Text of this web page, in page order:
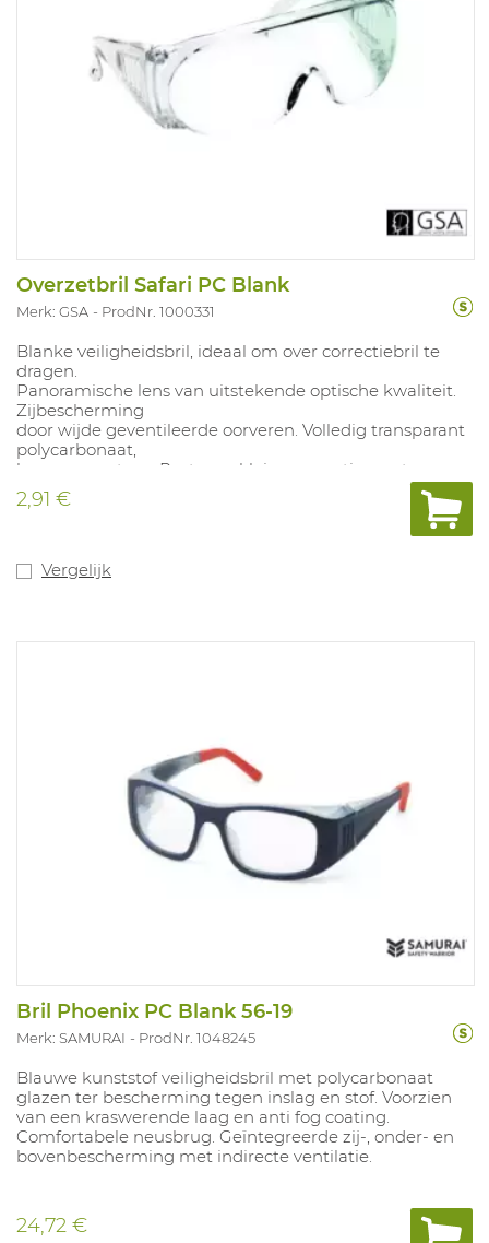
Overzetbril Safari PC Blank
Merk: GSA ProdNr. 1000331
Blanke veiligheidsbril, ideaal om over correctiebril te
dragen.
Panoramische lens van uitstekende optische kwaliteit.
Zijbescherming
door wijde geventileerde oorveren. Volledig transparant
polycarbonaat,
lens en montuur. Past over kleine correctiemonturen.
bezoekersbril. Conform EN 166/EN170
2,91 €
Vergelijk
Bril Phoenix PC Blank 56-19
Merk: SAMURAI ProdNr. 1048245
Blauwe kunststof veiligheidsbril met polycarbonaat
glazen ter bescherming tegen inslag en stof. Voorzien
van een kraswerende laag en anti fog coating.
Comfortabele neusbrug. Geïntegreerde zij-, onder- en
bovenbescherming met indirecte ventilatie.
24,72 €